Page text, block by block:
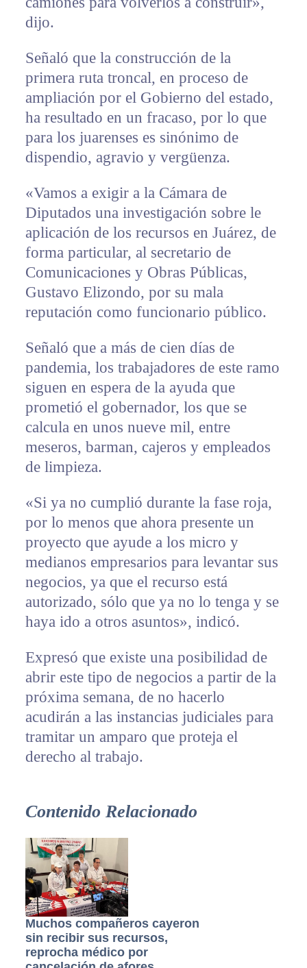
dijo.
Señaló que la construcción de la
primera ruta troncal, en proceso de
ampliación por el Gobierno del estado,
ha resultado en un fracaso, por lo que
para los juarenses es sinónimo de
dispendio, agravio y vergüenza.
«Vamos a exigir a la Cámara de
Diputados una investigación sobre le
aplicación de los recursos en Juárez, de
forma particular, al secretario de
Comunicaciones y Obras Públicas,
Gustavo Elizondo, por su mala
reputación como funcionario público.
Señaló que a más de cien días de
pandemia, los trabajadores de este ramo
siguen en espera de la ayuda que
prometió el gobernador, los que se
calcula en unos nueve mil, entre
meseros, barman, cajeros y empleados
de limpieza.
«Si ya no cumplió durante la fase roja,
por lo menos que ahora presente un
proyecto que ayude a los micro y
medianos empresarios para levantar sus
negocios, ya que el recurso está
autorizado, sólo que ya no lo tenga y se
haya ido a otros asuntos», indicó.
Expresó que existe una posibilidad de
abrir este tipo de negocios a partir de la
próxima semana, de no hacerlo
acudirán a las instancias judiciales para
tramitar un amparo que proteja el
derecho al trabajo.
Contenido Relacionado
Muchos compañeros cayeron
sin recibir sus recursos,
reprocha médico por